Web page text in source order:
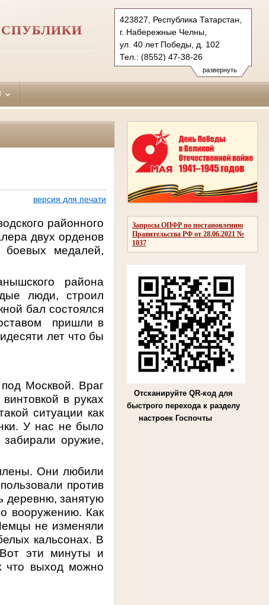
развернуть
423827, Республика Татарстан,
г. Набережные Челны,
ул. 40 лет Победы, д. 102
Тел.: (8552) 47-38-26
naberezhno-
chelninsky.tat@sudrf.ru
Запросы ОПФР по постановлению
Правительства РФ от 28.06.2021 №
1037
Отсканируйте QR-код для
быстрого перехода к разделу
настроек Госпочты
версия для печати
районного
двух орденов
боевых медалей,
района
люди, строил
бал состоялся
пришли в
лет что бы
Москвой. Враг
в руках
ситуации как
У нас не было
оружие,
Они любили
против
деревню, занятую
вооружению. Как
не изменяли
кальсонах. В
эти минуты и
что выход можно